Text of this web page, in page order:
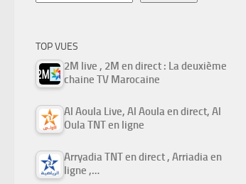
TOP VUES
2M live , 2M en direct : La deuxième
chaine TV Marocaine
Al Aoula Live, Al Aoula en direct, Al
Oula TNT en ligne
Arryadia TNT en direct , Arriadia en
ligne ,…